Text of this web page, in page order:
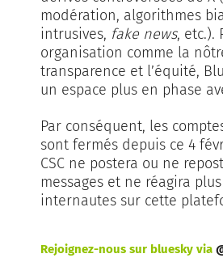
modération, algorithmes
intrusives, fake news, etc.).
organisation comme la
transparence et l’équité,
un espace plus en phase
Par conséquent, les
sont fermés depuis ce 4
CSC ne postera ou ne
messages et ne réagira
internautes sur cette
Rejoignez-nous sur bluesky via